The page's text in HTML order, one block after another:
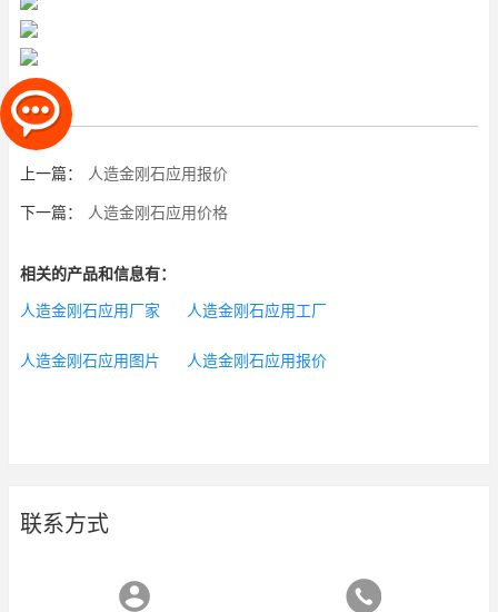
上一篇： 人造金刚石应用报价
下一篇： 人造金刚石应用价格
相关的产品和信息有：
人造金刚石应用厂家 人造金刚石应用工厂
人造金刚石应用图片 人造金刚石应用报价
联系方式